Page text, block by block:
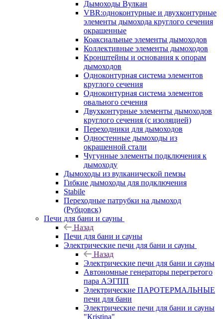
Дымоходы Вулкан
VBR:одноконтурные и двухконтурные
элементы дымохода круглого сечения
окрашенные
Коаксиальные элементы дымоходов
Коллективные элементы дымоходов
Кронштейны и основания к опорам
дымоходов
Одноконтурная система элементов
круглого сечения
Одноконтурная система элементов
овального сечения
Двухконтурные элементы дымоходов
круглого сечения (с изоляцией)
Переходники для дымоходов
Одностенные дымоходы из
окрашенной стали
Чугунные элементы подключения к
дымоходу
Дымоходы из вулканической пемзы
Гибкие дымоходы для подключения
Stabile
Переходные патрубки на дымоход
(Рубцовск)
Печи для бани и сауны
Назад
Печи для бани и сауны
Электрические печи для бани и сауны
Назад
Электрические печи для бани и сауны
Автономные генераторы перегретого
пара АЭГПП
Электрические ПАРОТЕРМАЛЬНЫЕ
печи для бани
Электрические печи для бани и сауны
"Кristina"